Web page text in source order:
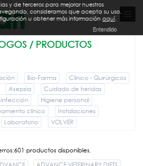
/ PRODUCTOS
Bio-Farma
Clínico - Quirúrgicos
Asepsia
Cuidado de heridas
Higiene personal
clínico
Instalaciones
Laboratorio VOLVER
productos disponibles.
y de terceros para mejorar nuestros
consideramos que acepta su uso.
u obtener más informaciónaquí.
Entendido